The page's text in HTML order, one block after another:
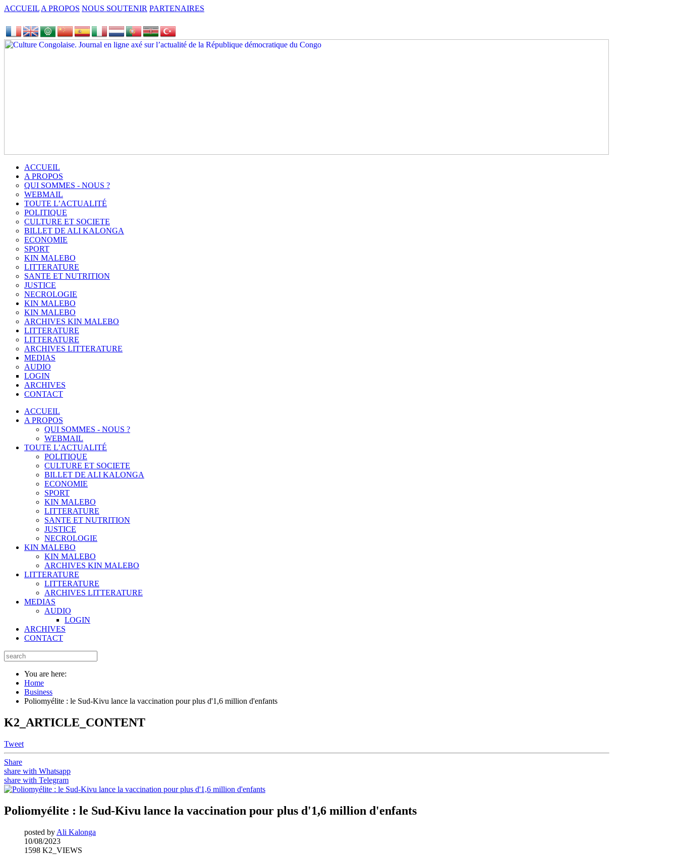
ACCUEIL A PROPOS NOUS SOUTENIR PARTENAIRES
ACCUEIL
A PROPOS
QUI SOMMES - NOUS ?
WEBMAIL
TOUTE L’ACTUALITÉ
POLITIQUE
CULTURE ET SOCIETE
BILLET DE ALI KALONGA
ECONOMIE
SPORT
KIN MALEBO
LITTERATURE
SANTE ET NUTRITION
JUSTICE
NECROLOGIE
KIN MALEBO
KIN MALEBO
ARCHIVES KIN MALEBO
LITTERATURE
LITTERATURE
ARCHIVES LITTERATURE
MEDIAS
AUDIO
LOGIN
ARCHIVES
CONTACT
ACCUEIL
A PROPOS
QUI SOMMES - NOUS ?
WEBMAIL
TOUTE L’ACTUALITÉ
POLITIQUE
CULTURE ET SOCIETE
BILLET DE ALI KALONGA
ECONOMIE
SPORT
KIN MALEBO
LITTERATURE
SANTE ET NUTRITION
JUSTICE
NECROLOGIE
KIN MALEBO
KIN MALEBO
ARCHIVES KIN MALEBO
LITTERATURE
LITTERATURE
ARCHIVES LITTERATURE
MEDIAS
AUDIO
LOGIN
ARCHIVES
CONTACT
You are here:
Home
Business
Poliomyélite : le Sud-Kivu lance la vaccination pour plus d'1,6 million d'enfants
K2_ARTICLE_CONTENT
Tweet
Share
share with Whatsapp
share with Telegram
Poliomyélite : le Sud-Kivu lance la vaccination pour plus d'1,6 million d'enfants
posted by Ali Kalonga
10/08/2023
1598 K2_VIEWS